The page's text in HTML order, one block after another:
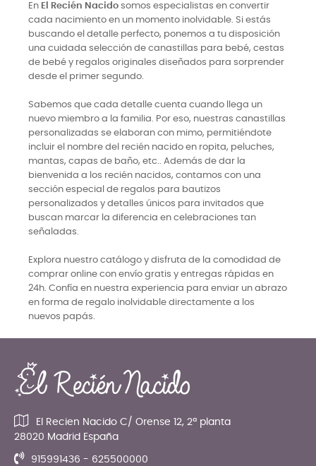
En El Recién Nacido somos especialistas en convertir
cada nacimiento en un momento inolvidable. Si estás
buscando el detalle perfecto, ponemos a tu disposición
una cuidada selección de canastillas para bebé, cestas
de bebé y regalos originales diseñados para sorprender
desde el primer segundo.
Sabemos que cada detalle cuenta cuando llega un
nuevo miembro a la familia. Por eso, nuestras canastillas
personalizadas se elaboran con mimo, permitiéndote
incluir el nombre del recién nacido en ropita, peluches,
mantas, capas de baño, etc.. Además de dar la
bienvenida a los recién nacidos, contamos con una
sección especial de regalos para bautizos
personalizados y detalles únicos para invitados que
buscan marcar la diferencia en celebraciones tan
señaladas.
Explora nuestro catálogo y disfruta de la comodidad de
comprar online con envío gratis y entregas rápidas en
24h. Confía en nuestra experiencia para enviar un abrazo
en forma de regalo inolvidable directamente a los
nuevos papás.
El Recien Nacido C/ Orense 12, 2ª planta
28020 Madrid España
915991436 - 625500000